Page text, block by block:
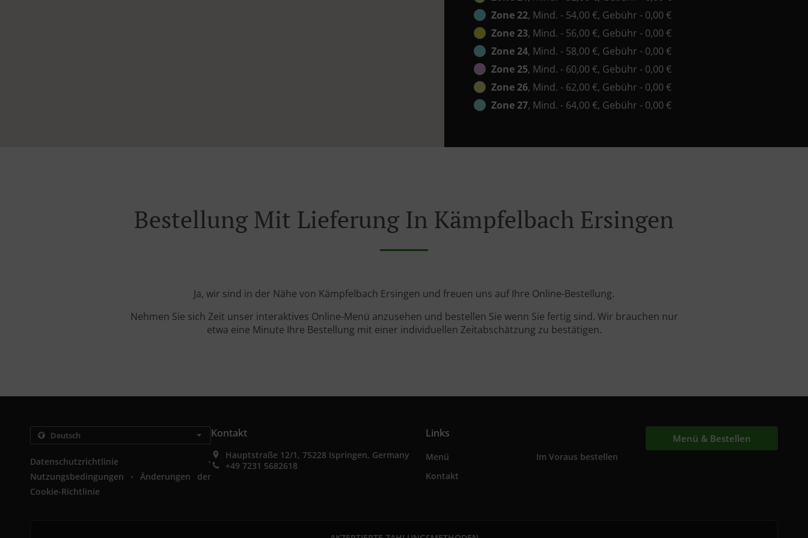
Zone 22, Mind. - 54,00 €, Gebühr - 0,00 €
Zone 23, Mind. - 56,00 €, Gebühr - 0,00 €
Zone 24, Mind. - 58,00 €, Gebühr - 0,00 €
Zone 25, Mind. - 60,00 €, Gebühr - 0,00 €
Zone 26, Mind. - 62,00 €, Gebühr - 0,00 €
Zone 27, Mind. - 64,00 €, Gebühr - 0,00 €
Bestellung Mit Lieferung In Kämpfelbach Ersingen
Ja, wir sind in der Nähe von Kämpfelbach Ersingen und freuen uns auf Ihre Online-Bestellung.
Nehmen Sie sich Zeit unser interaktives Online-Menü anzusehen und bestellen Sie wenn Sie fertig sind. Wir brauchen nur
etwa eine Minute Ihre Bestellung mit einer individuellen Zeitabschätzung zu bestätigen.
Datenschutzrichtlinie .
Nutzungsbedingungen .
Änderungen der
Cookie-Richtlinie
Kontakt
Hauptstraße 12/1, 75228 Ispringen, Germany
+49 7231 5682618
Links
Menü
Im Voraus bestellen
Kontakt
Menü & Bestellen